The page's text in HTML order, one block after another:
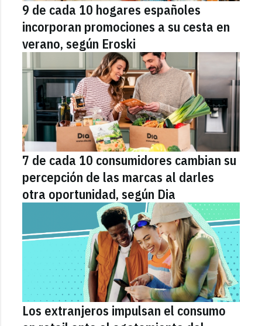
9 de cada 10 hogares españoles
incorporan promociones a su cesta en
verano, según Eroski
7 de cada 10 consumidores cambian su
percepción de las marcas al darles
otra oportunidad, según Dia
Los extranjeros impulsan el consumo